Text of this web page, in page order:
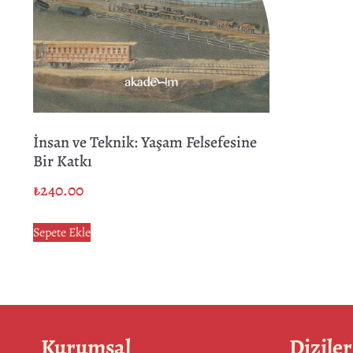
İnsan ve Teknik: Yaşam Felsefesine
Bir Katkı
₺240.00
Sepete Ekle